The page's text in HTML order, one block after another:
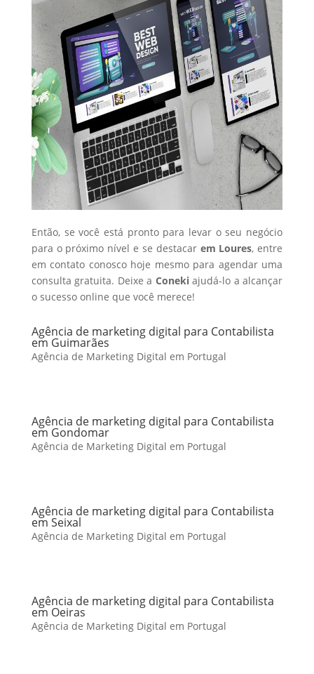
Então, se você está pronto para levar o seu negócio
para o próximo nível e se destacar em Loures, entre
em contato conosco hoje mesmo para agendar uma
consulta gratuita. Deixe a Conekiajudá-lo a alcançar
o sucesso online que você merece!
Agência de marketing digital para Contabilista
em Guimarães
Agência de Marketing Digital em Portugal
Agência de marketing digital para Contabilista
em Gondomar
Agência de Marketing Digital em Portugal
Agência de marketing digital para Contabilista
em Seixal
Agência de Marketing Digital em Portugal
Agência de marketing digital para Contabilista
em Oeiras
Agência de Marketing Digital em Portugal